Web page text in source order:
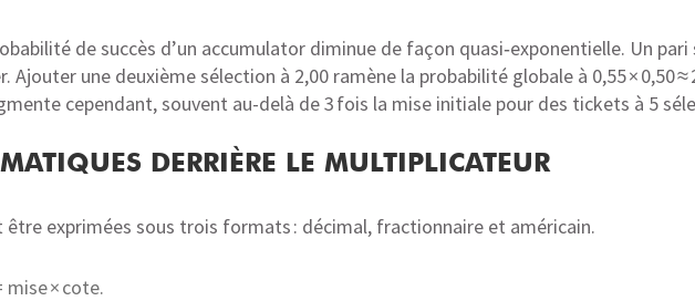
de succès d’un accumulator diminue de façon quasi‑exponentielle. Un
Ajouter une deuxième sélection à 2,00 ramène la probabilité globale à 0,55 × 0,50
cependant, souvent au-delà de 3 fois la mise initiale pour des tickets à 5
DERRIÈRE LE MULTIPLICATEUR
être exprimées sous trois formats : décimal, fractionnaire et américain.
mise × cote.